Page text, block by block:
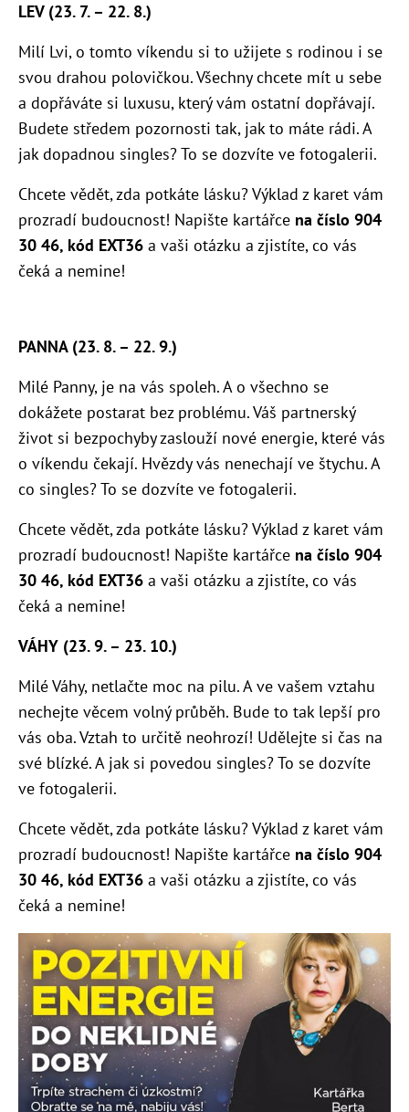
LEV (23. 7. – 22. 8.)
Milí Lvi, o tomto víkendu si to užijete s rodinou i se
svou drahou polovičkou. Všechny chcete mít u sebe
a dopřáváte si luxusu, který vám ostatní dopřávají.
Budete středem pozornosti tak, jak to máte rádi. A
jak dopadnou singles? To se dozvíte ve fotogalerii.
Chcete vědět, zda potkáte lásku? Výklad z karet vám
prozradí budoucnost! Napište kartářce na číslo 904
30 46, kód EXT36 a vaši otázku a zjistíte, co vás
čeká a nemine!
PANNA (23. 8. – 22. 9.)
Milé Panny, je na vás spoleh. A o všechno se
dokážete postarat bez problému. Váš partnerský
život si bezpochyby zaslouží nové energie, které vás
o víkendu čekají. Hvězdy vás nenechají ve štychu. A
co singles? To se dozvíte ve fotogalerii.
Chcete vědět, zda potkáte lásku? Výklad z karet vám
prozradí budoucnost! Napište kartářce na číslo 904
30 46, kód EXT36 a vaši otázku a zjistíte, co vás
čeká a nemine!
VÁHY (23. 9. – 23. 10.)
Milé Váhy, netlačte moc na pilu. A ve vašem vztahu
nechejte věcem volný průběh. Bude to tak lepší pro
vás oba. Vztah to určitě neohrozí! Udělejte si čas na
své blízké. A jak si povedou singles? To se dozvíte
ve fotogalerii.
Chcete vědět, zda potkáte lásku? Výklad z karet vám
prozradí budoucnost! Napište kartářce na číslo 904
30 46, kód EXT36 a vaši otázku a zjistíte, co vás
čeká a nemine!